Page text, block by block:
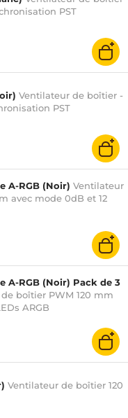
PST
Ventilateur de boîtier -
PST
A-RGB (Noir) Ventilateur
avec mode 0dB et 12
A-RGB (Noir) Pack de 3
boîtier PWM 120 mm
ARGB
Ventilateur de boîtier 120